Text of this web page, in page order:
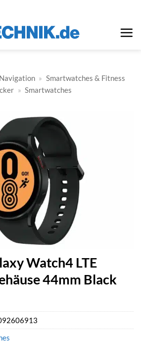
» Smartwatches & Fitness
» Smartwatches
Watch4 LTE
44mm Black